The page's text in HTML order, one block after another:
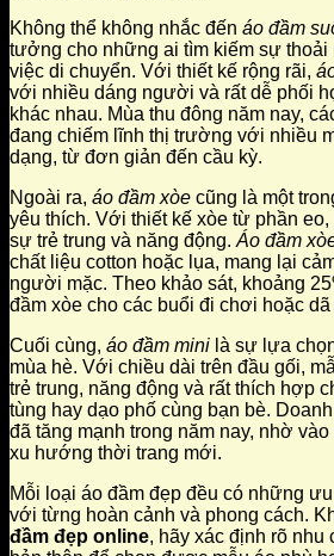
Không thể không nhắc đến áo đầm
tưởng cho những ai tìm kiếm sự thoải
việc di chuyển. Với thiết kế rộng rãi,
với nhiều dáng người và rất dễ phối
khác nhau. Mùa thu đông năm nay,
đang chiếm lĩnh thị trường với nhiều
dạng, từ đơn giản đến cầu kỳ.
Ngoài ra, áo đầm xòe cũng là một
yêu thích. Với thiết kế xòe từ phần eo,
sự trẻ trung và năng động. Áo đầm
chất liệu cotton hoặc lụa, mang lại
người mặc. Theo khảo sát, khoảng
đầm xòe cho các buổi đi chơi hoặc dã
Cuối cùng, áo đầm mini là sự lựa
mùa hè. Với chiều dài trên đầu gối,
trẻ trung, năng động và rất thích hợp
tùng hay dạo phố cùng bạn bè.
đã tăng mạnh trong năm nay, nhờ
xu hướng thời trang mới.
Mỗi loại áo đầm đẹp đều có những
với từng hoàn cảnh và phong cách.
đầm đẹp online, hãy xác định rõ nhu